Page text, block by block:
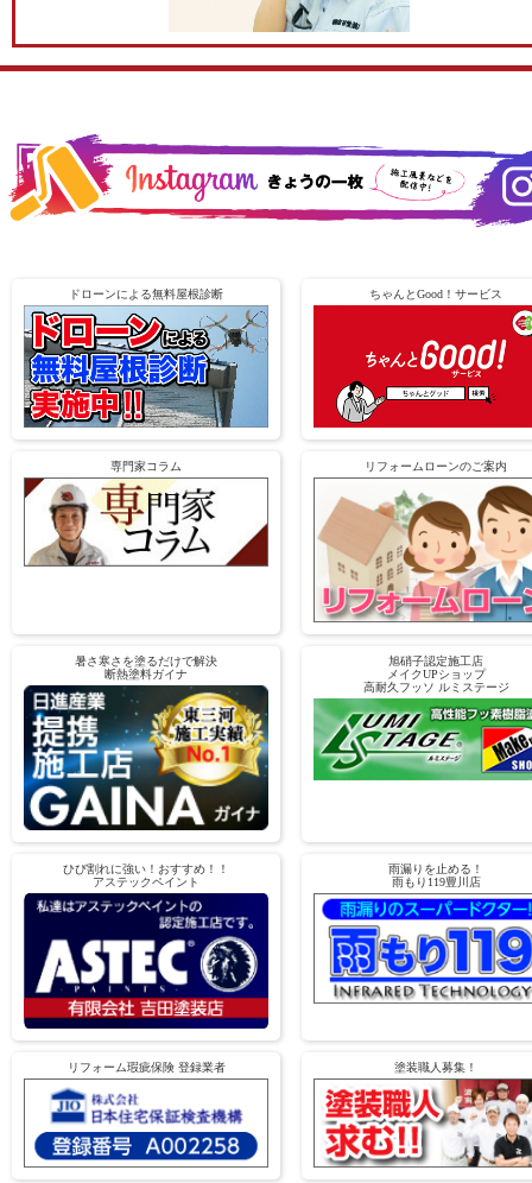
ドローンによる無料屋根診断 ちゃんとGood！サービス
専門家コラム リフォームローンのご案内
暑さ寒さを塗るだけで解決
断熱塗料ガイナ
旭硝子認定施工店
メイクUPショップ
高耐久フッソ ルミステージ
ひび割れに強い！おすすめ！！
アステックペイント
雨漏りを止める！
雨もり119豊川店
リフォーム瑕疵保険 登録業者 塗装職人募集！